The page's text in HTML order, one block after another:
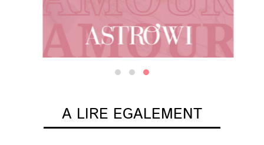
A LIRE EGALEMENT